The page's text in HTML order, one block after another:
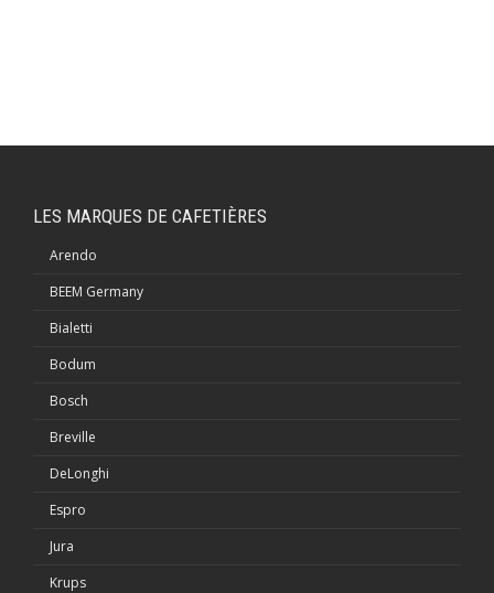
LES MARQUES DE CAFETIÈRES
Arendo
BEEM Germany
Bialetti
Bodum
Bosch
Breville
DeLonghi
Espro
Jura
Krups